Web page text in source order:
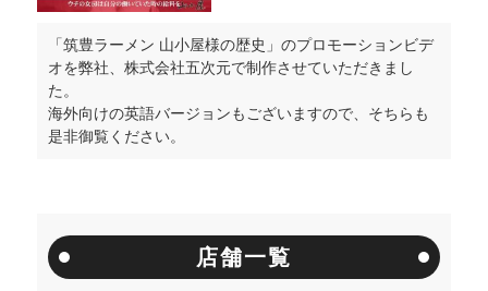
「筑豊ラーメン 山小屋様の歴史」のプロモーションビデ
オを弊社、株式会社五次元で制作させていただきまし
た。
海外向けの英語バージョンもございますので、そちらも
是非御覧ください。
店舗一覧